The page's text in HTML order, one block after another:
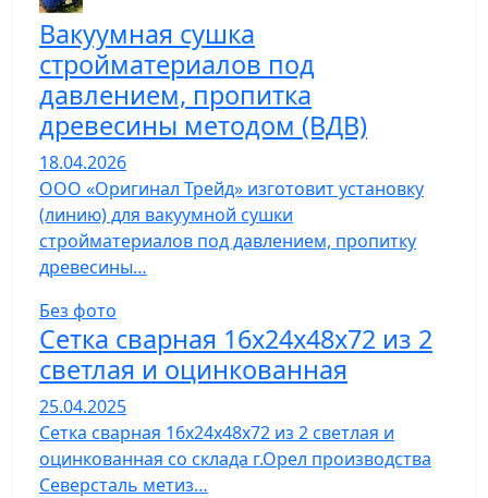
Вакуумная сушка
стройматериалов под
давлением, пропитка
древесины методом (ВДВ)
18.04.2026
ООО «Оригинал Трейд» изготовит установку
(линию) для вакуумной сушки
стройматериалов под давлением, пропитку
древесины…
Без фото
Сетка сварная 16х24х48х72 из 2
светлая и оцинкованная
25.04.2025
Сетка сварная 16х24х48х72 из 2 светлая и
оцинкованная со склада г.Орел производства
Северсталь метиз…